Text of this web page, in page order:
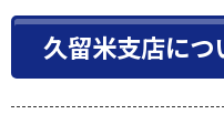
久留米支店につ